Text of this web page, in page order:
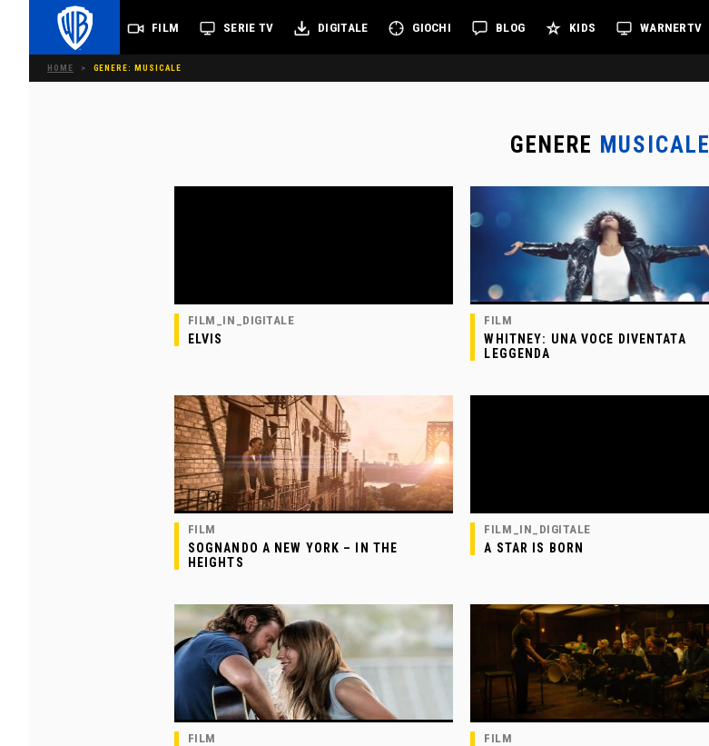
FILM SERIE TV DIGITALE GIOCHI BLOG KIDS WARNERTV
HOME > GENERE: MUSICALE
GENERE MUSICALE
FILM_IN_DIGITALE
ELVIS
FILM
WHITNEY: UNA VOCE DIVENTATA
LEGGENDA
FILM
SOGNANDO A NEW YORK – IN THE
HEIGHTS
FILM_IN_DIGITALE
A STAR IS BORN
FILM FILM